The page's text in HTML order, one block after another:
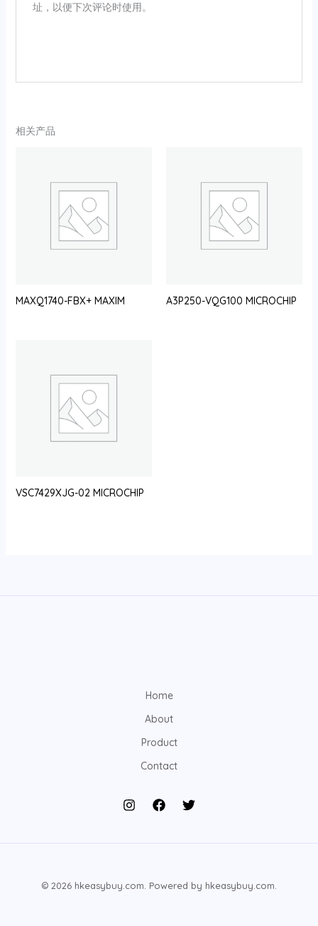
址，以便下次评论时使用。
相关产品
MAXQ1740-FBX+ MAXIM A3P250-VQG100 MICROCHIP
VSC7429XJG-02 MICROCHIP
Home
About
Product
Contact
© 2026 hkeasybuy.com. Powered by hkeasybuy.com.